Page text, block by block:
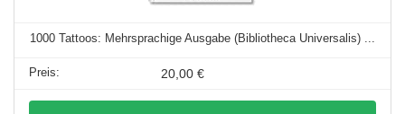
1000 Tattoos: Mehrsprachige Ausgabe (Bibliotheca Universalis) ...
20,00 €